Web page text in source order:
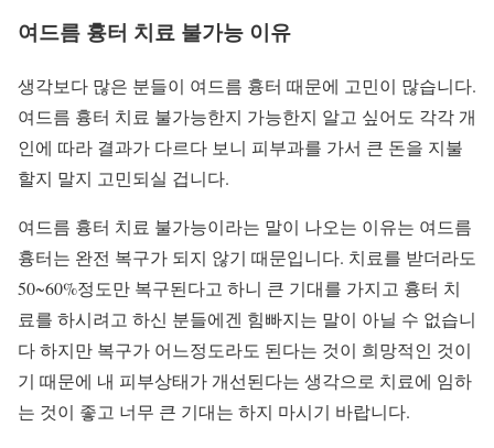
여드름 흉터 치료 불가능 이유
생각보다 많은 분들이 여드름 흉터 때문에 고민이 많습니다.
여드름 흉터 치료 불가능한지 가능한지 알고 싶어도 각각 개
인에 따라 결과가 다르다 보니 피부과를 가서 큰 돈을 지불
할지 말지 고민되실 겁니다.
여드름 흉터 치료 불가능이라는 말이 나오는 이유는 여드름
흉터는 완전 복구가 되지 않기 때문입니다. 치료를 받더라도
50~60%정도만 복구된다고 하니 큰 기대를 가지고 흉터 치
료를 하시려고 하신 분들에겐 힘빠지는 말이 아닐 수 없습니
다 하지만 복구가 어느정도라도 된다는 것이 희망적인 것이
기 때문에 내 피부상태가 개선된다는 생각으로 치료에 임하
는 것이 좋고 너무 큰 기대는 하지 마시기 바랍니다.